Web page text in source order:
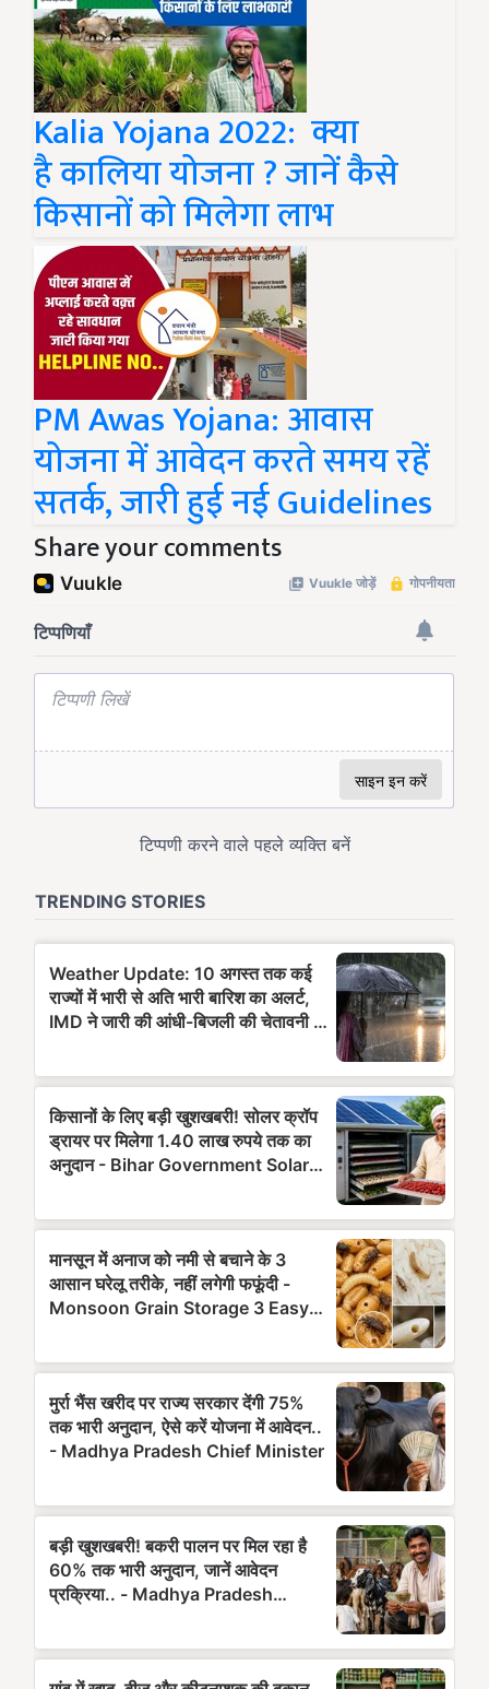
Kalia Yojana 2022: क्या
है कालिया योजना ? जानें कैसे
किसानों को मिलेगा लाभ
PM Awas Yojana: आवास
योजना में आवेदन करते समय रहें
सतर्क, जारी हुई नई Guidelines
Share your comments